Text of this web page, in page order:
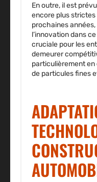
En outre, il est
encore plus
prochaines
l’innovation dans
cruciale pour les
demeurer
particulièrement en
de particules fines